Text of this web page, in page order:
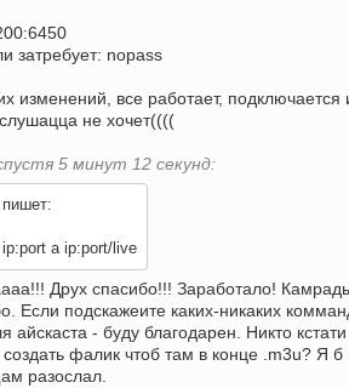
затребует: nopass
изменений, все работает, подключается
не хочет((((
5 минут 12 секунд:
пишет:
а ip:port/live
Друх спасибо!!! Заработало!
Если подскажеите каких-никаких
айскаста - буду благодарен. Никто кстати
создать фалик чтоб там в конце .m3u? Я б
разослал.